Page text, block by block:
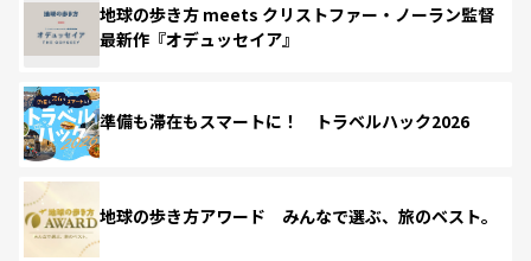
地球の歩き方 meets クリストファー・ノーラン監督
最新作『オデュッセイア』
準備も滞在もスマートに！ トラベルハック2026
地球の歩き方アワード みんなで選ぶ、旅のベスト。